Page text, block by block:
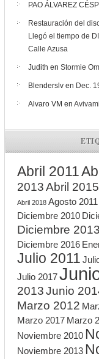
PAO ÁLVAREZ
Restauración del
Llegó el tiempo de
Calle Azusa
Judith en Stormie
Blenderslv en Dec.
Alvaro VM en
Abril 2011
2013Abril 2015
Abril 2018 Agosto 2011
Diciembre 2010
Diciembre 2013
Diciembre 2016
Julio 2011
Julio 2017
2013Junio
Marzo 2012
Marzo 2017 Marzo
Noviembre 2010
Noviembre 2013